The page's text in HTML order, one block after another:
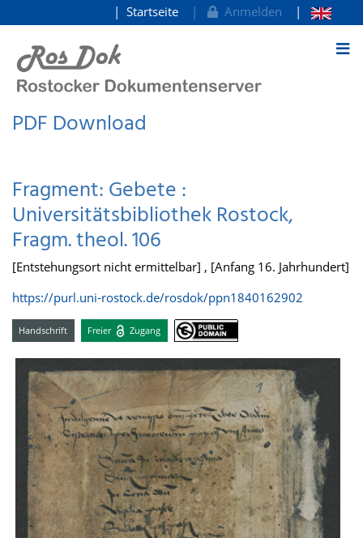
zum Inhalt
Startseite Anmelden
PDF Download
Fragment: Gebete :
Universitätsbibliothek Rostock,
Fragm. theol. 106
[Entstehungsort nicht ermittelbar] , [Anfang 16. Jahrhundert]
https://purl.uni-rostock.de/rosdok/ppn1840162902
Handschrift Freier Zugang